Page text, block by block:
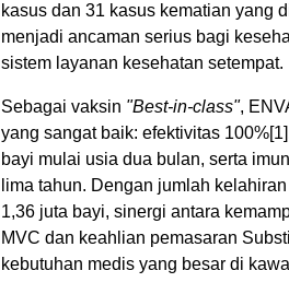
kasus dan 31 kasus kematian yang
menjadi ancaman serius bagi
sistem layanan kesehatan setempat.
Sebagai vaksin "Best-in-class",
yang sangat baik: efektivitas 100%[1]
bayi mulai usia dua bulan, serta
lima tahun. Dengan jumlah
1,36 juta bayi, sinergi antara
MVC dan keahlian pemasaran
kebutuhan medis yang besar di